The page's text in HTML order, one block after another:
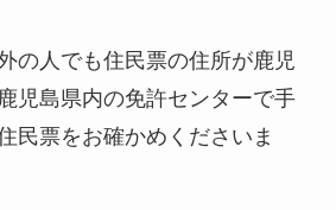
の人でも住民票の住所が鹿児
児島県内の免許センターで手
民票をお確かめくださいま